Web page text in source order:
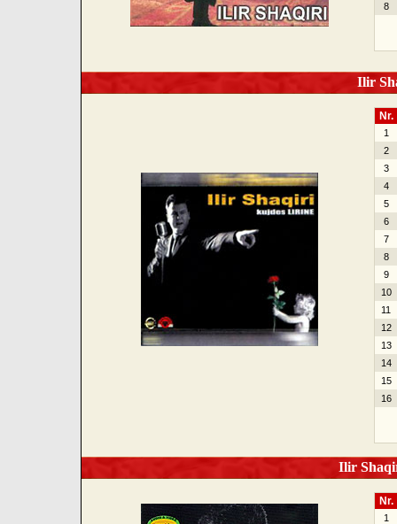
8
Ilir
Nr.
1
2
3
4
5
6
7
8
9
10
11
12
13
14
15
16
Ilir
Nr.
1